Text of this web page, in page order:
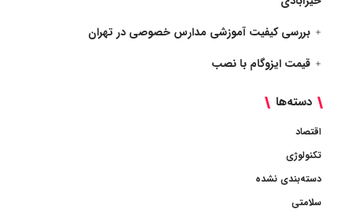
بررسی کیفیت آموزشی مدارس خصوصی در تهران
قیمت ایزوگام با نصب
دسته‌ها
اقتصاد
تکنولوژی
دسته‌بندی نشده
سلامتی